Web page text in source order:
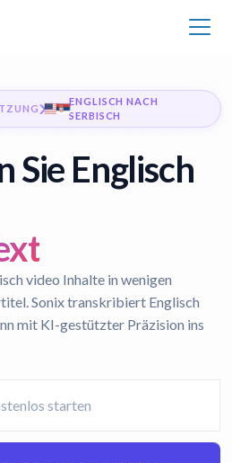
ENGLISCH NACH
SERBISCH
Sie Englisch
video Inhalte in wenigen
Sonix transkribiert Englisch
mit KI-gestützter Präzision ins